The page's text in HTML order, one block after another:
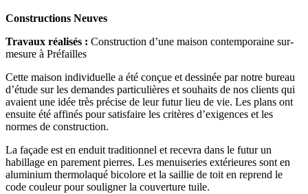
Constructions Neuves
Travaux réalisés : Construction d’une maison contemporaine sur-
mesure à Préfailles
Cette maison individuelle a été conçue et dessinée par notre bureau
d’étude sur les demandes particulières et souhaits de nos clients qui
avaient une idée très précise de leur futur lieu de vie. Les plans ont
ensuite été affinés pour satisfaire les critères d’exigences et les
normes de construction.
La façade est en enduit traditionnel et recevra dans le futur un
habillage en parement pierres. Les menuiseries extérieures sont en
aluminium thermolaqué bicolore et la saillie de toit en reprend le
code couleur pour souligner la couverture tuile.